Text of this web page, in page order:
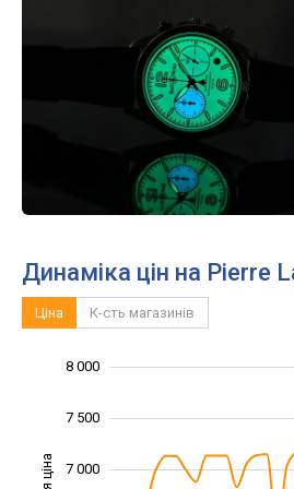
Динаміка цін на Pierre
Ціна К-сть магазинів
7 000
7 500
8 000